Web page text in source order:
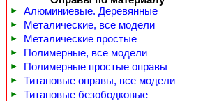
► Алюминиевые. Деревянные
► Металические, все модели
► Металические простые
► Полимерные, все модели
► Полимерные простые оправы
► Титановые оправы, все модели
► Титановые безободковые